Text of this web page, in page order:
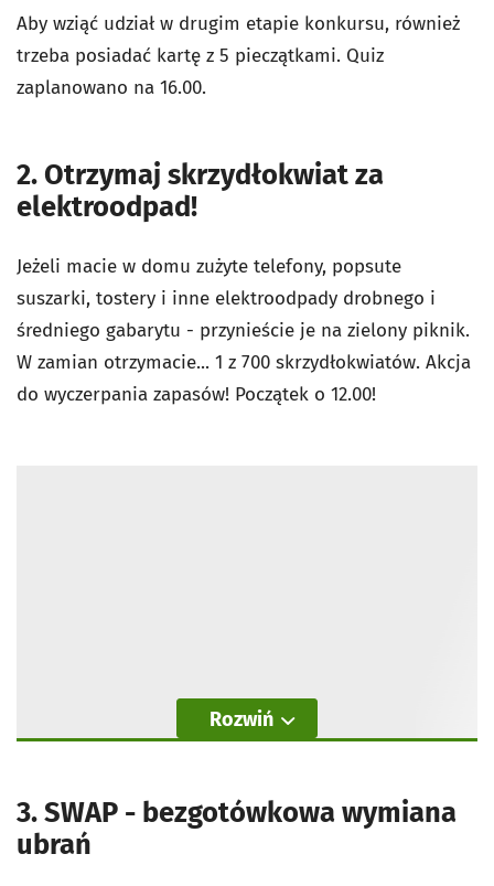
Aby wziąć udział w drugim etapie konkursu, również
trzeba posiadać kartę z 5 pieczątkami. Quiz
zaplanowano na 16.00.
2. Otrzymaj skrzydłokwiat za
elektroodpad!
Jeżeli macie w domu zużyte telefony, popsute
suszarki, tostery i inne elektroodpady drobnego i
średniego gabarytu - przynieście je na zielony piknik.
W zamian otrzymacie... 1 z 700 skrzydłokwiatów. Akcja
do wyczerpania zapasów! Początek o 12.00!
Rozwiń
3. SWAP - bezgotówkowa wymiana
ubrań